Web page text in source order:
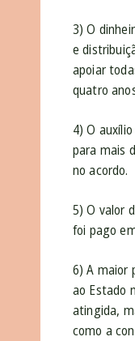
3) O
e
apoiar
quatro
4) O
para mais
no acordo.
5) O valor
foi pago
6) A maior
ao Estado
atingida,
como a